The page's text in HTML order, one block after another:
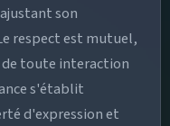
son
respect est mutuel,
toute interaction
s'établit
d'expression et